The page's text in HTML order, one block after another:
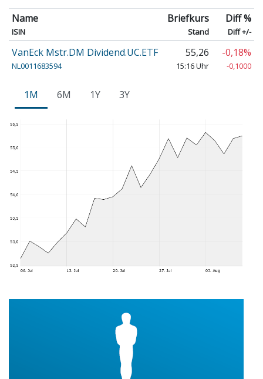
Name
ISIN
Briefkurs
Stand
Diff %
Diff +/-
VanEck Mstr.DM Dividend.UC.ETF
NL0011683594
55,26
15:16 Uhr
-0,18%
-0,1000
1M 6M 1Y 3Y